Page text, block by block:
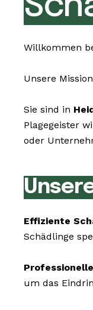
Willkommen
Unsere
Sie sind in
Plagegeister
oder
Effiziente
Schädlinge
um das